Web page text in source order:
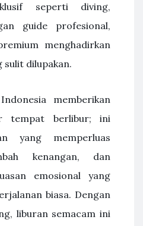
seperti diving,
guide profesional,
menghadirkan
sulit dilupakan.
memberikan
tempat berlibur; ini
yang memperluas
kenangan, dan
emosional yang
biasa. Dengan
liburan semacam ini